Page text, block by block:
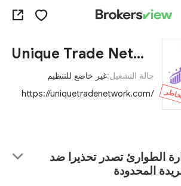
Unique Trade Network ltd
حالة التشغيل:غير خاضع للتنظيم
https://uniquetradenetwork.com/
الطوارئ تصدر تحذيرا ضد
المحدودة